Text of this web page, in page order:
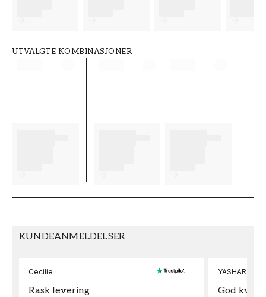
UTVALGTE KOMBINASJONER
KUNDEANMELDELSER
Cecilie
Rask levering
YASHAR
God